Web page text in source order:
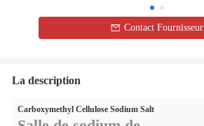
Contact Fournisseur
La description
Carboxymethyl Cellulose Sodium Salt